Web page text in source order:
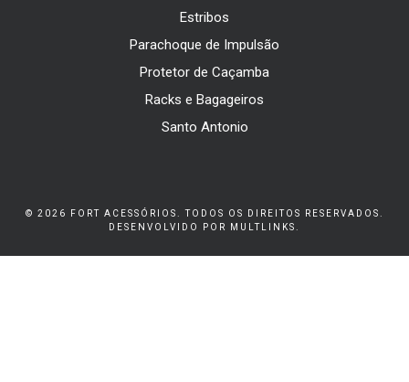
Estribos
Parachoque de Impulsão
Protetor de Caçamba
Racks e Bagageiros
Santo Antonio
© 2026 FORT ACESSÓRIOS. TODOS OS DIREITOS RESERVADOS.
DESENVOLVIDO POR
MULTLINKS